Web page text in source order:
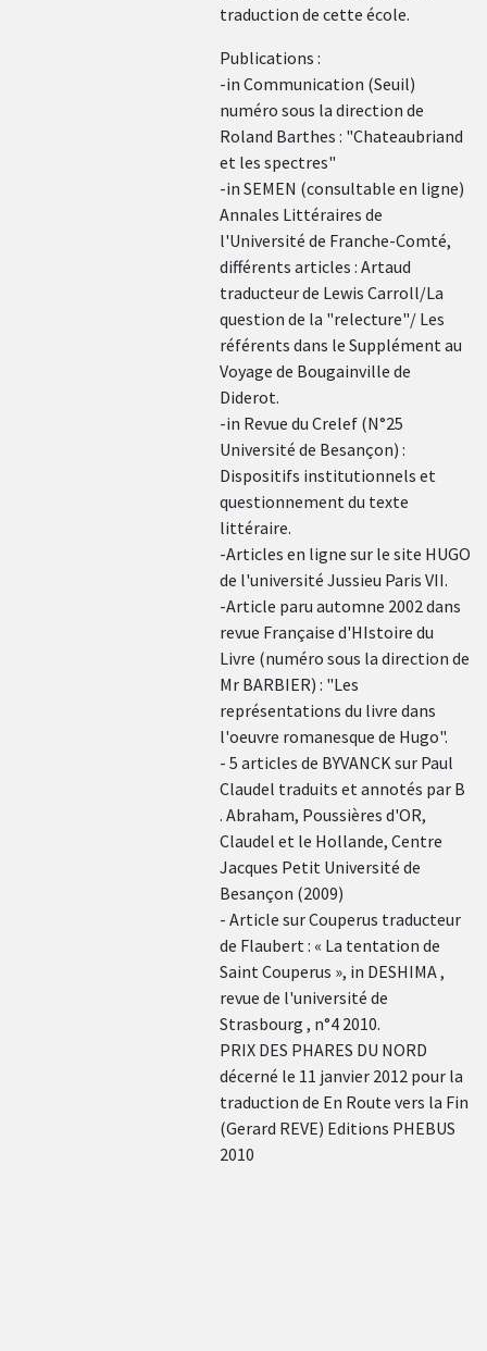
traduction de cette école.
Publications :
-in Communication (Seuil)
numéro sous la direction de
Roland Barthes : "Chateaubriand
et les spectres"
-in SEMEN (consultable en ligne)
Annales Littéraires de
l'Université de Franche-Comté,
différents articles : Artaud
traducteur de Lewis Carroll/La
question de la "relecture"/ Les
référents dans le Supplément au
Voyage de Bougainville de
Diderot.
-in Revue du Crelef (N°25
Université de Besançon) :
Dispositifs institutionnels et
questionnement du texte
littéraire.
-Articles en ligne sur le site HUGO
de l'université Jussieu Paris VII.
-Article paru automne 2002 dans
revue Française d'HIstoire du
Livre (numéro sous la direction de
Mr BARBIER) : "Les
représentations du livre dans
l'oeuvre romanesque de Hugo".
- 5 articles de BYVANCK sur Paul
Claudel traduits et annotés par B
. Abraham, Poussières d'OR,
Claudel et le Hollande, Centre
Jacques Petit Université de
Besançon (2009)
- Article sur Couperus traducteur
de Flaubert : « La tentation de
Saint Couperus », in DESHIMA ,
revue de l'université de
Strasbourg , n°4 2010.
PRIX DES PHARES DU NORD
décerné le 11 janvier 2012 pour la
traduction de En Route vers la Fin
(Gerard REVE) Editions PHEBUS
2010